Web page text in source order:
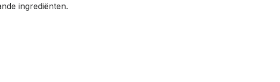
ingrediënten.